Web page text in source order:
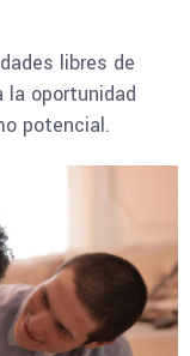
libres de
la oportunidad
potencial.